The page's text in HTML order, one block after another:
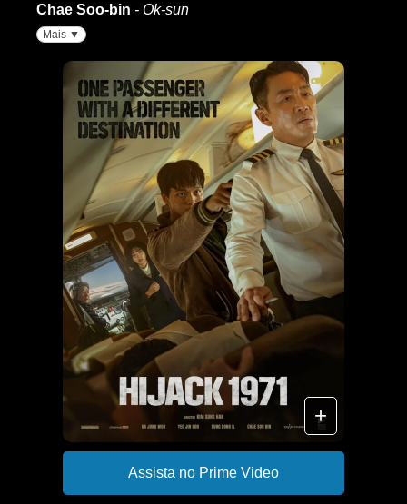
Chae Soo-bin - Ok-sun
Mais ▼
+
Assista no Prime Video